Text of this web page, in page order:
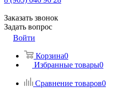
Заказать звонок
Задать вопрос
Войти
Корзина0
Избранные товары0
Сравнение товаров0